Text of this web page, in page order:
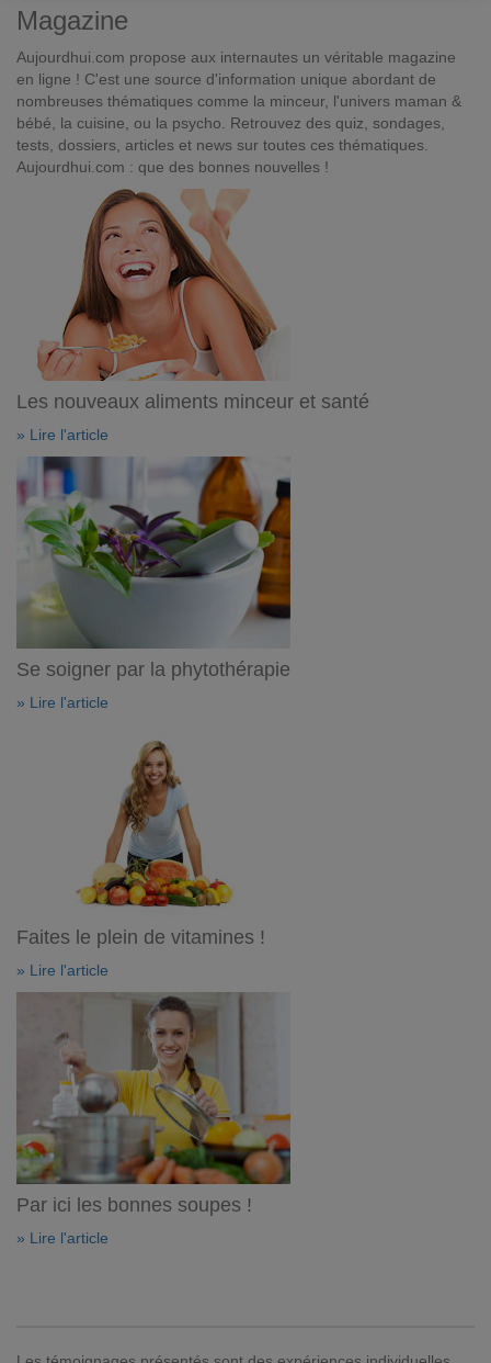
Magazine
Aujourdhui.com propose aux internautes un véritable magazine
en ligne ! C'est une source d'information unique abordant de
nombreuses thématiques comme la minceur, l'univers maman &
bébé, la cuisine, ou la psycho. Retrouvez des quiz, sondages,
tests, dossiers, articles et news sur toutes ces thématiques.
Aujourdhui.com : que des bonnes nouvelles !
Les nouveaux aliments minceur et santé
» Lire l'article
Se soigner par la phytothérapie
» Lire l'article
Faites le plein de vitamines !
» Lire l'article
Par ici les bonnes soupes !
» Lire l'article